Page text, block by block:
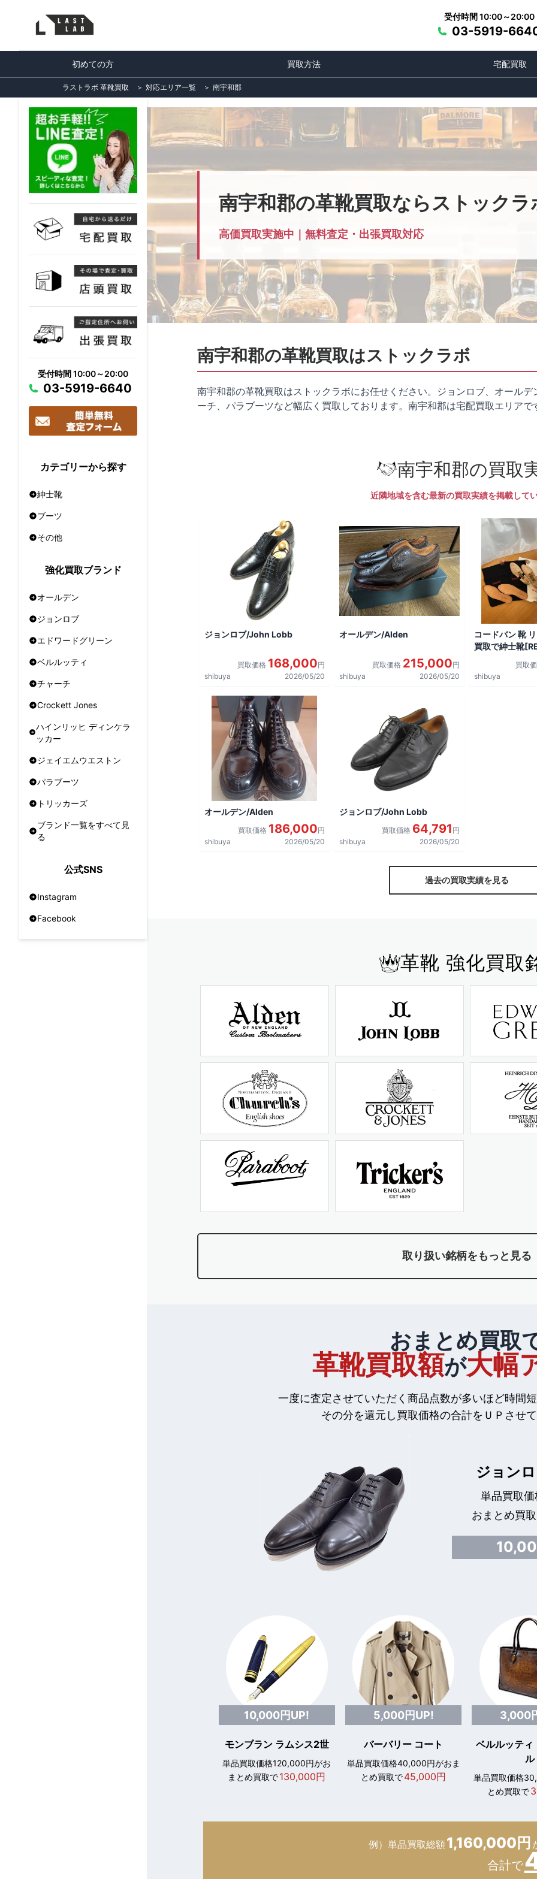
受付時間 10:00～20:00
03-5919-
初めての方 買取方法 宅配買取
ラストラボ 革靴買取 ＞ 対応エリア一覧 ＞ 南宇和郡
受付時間 10:00～20:00
03-5919-6640
カテゴリーから探す
紳士靴
ブーツ
その他
強化買取ブランド
オールデン
ジョンロブ
エドワードグリーン
ベルルッティ
チャーチ
Crockett Jones
ハインリッヒ ディンケラ
ッカー
ジェイエムウエストン
パラブーツ
トリッカーズ
ブランド一覧をすべて見
る
公式SNS
Instagram
Facebook
南宇和郡の革靴買取ならストックラ
高価買取実施中｜無料査定・出張買取対応
南宇和郡の革靴買取はストックラボ
南宇和郡の革靴買取はストックラボにお任せください。ジョンロブ、オール
ーチ、パラブーツなど幅広く買取しております。南宇和郡は宅配買取エリアで
南宇和郡の買取
近隣地域を含む最新の買取実績を掲載して
ジョンロブ/John Lobb
買取価格 168,000円
shibuya
2026/05/20
オールデン/Alden
買取価格 215,000円
shibuya
2026/05/20
コードバン 靴
買取で紳士靴
買取
shibuya
オールデン/Alden
買取価格 186,000円
shibuya
2026/05/20
ジョンロブ/John Lobb
買取価格 64,791 円
shibuya
2026/05/20
過去の買取実績を見る
革靴 強化買取
取り扱い銘柄をもっと見る
おまとめ買取
革靴買取額が大幅
一度に査定させていただく商品点数が多いほど時間
その分を還元し買取価格の合計をＵＰさせ
ジョン
単品買取
おまとめ買
10,000円UP!
モンブラン ラムシス2世
単品買取価格120,000円がお
まとめ買取で130,000円
5,000円UP!
バーバリー コート
単品買取価格40,000円がおま
とめ買取で45,000円
3,000
ベルルッティ
ル
単品買取価格
とめ買取で
例）単品買取総額1,160,000円
合計で